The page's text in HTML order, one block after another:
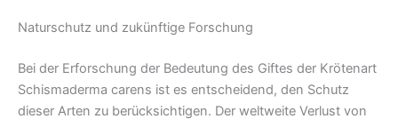
Naturschutz und zukünftige Forschung
Bei der Erforschung der Bedeutung des Giftes der Krötenart
Schismaderma carens ist es entscheidend, den Schutz
dieser Arten zu berücksichtigen. Der weltweite Verlust von